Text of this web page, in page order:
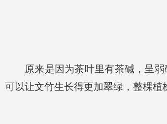
原来是因为茶叶里有茶碱，呈
可以让文竹生长得更加翠绿，整棵植